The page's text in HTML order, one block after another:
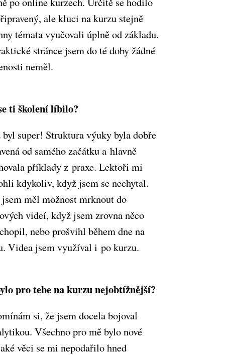
ale kluci na kurzu stejně
témata vyučovali úplně od základu.
stránce jsem do té doby žádné
neměl.
ti školení líbilo?
super! Struktura výuky byla dobře
od samého začátku a hlavně
příklady z praxe. Lektoři mi
kdykoliv, když jsem se nechytal.
měl možnost mrknout do
videí, když jsem zrovna něco
nebo prošvihl během dne na
Videa jsem využíval i po kurzu.
pro tebe na kurzu nejobtížnější?
si, že jsem docela bojoval
Všechno pro mě bylo nové
věci se mi nepodařilo hned